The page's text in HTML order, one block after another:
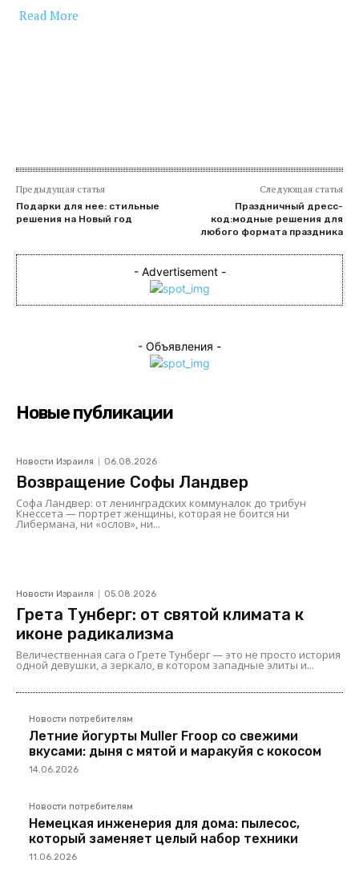
Read More
Предыдущая статья
Подарки для нее: стильные
решения на Новый год
Следующая статья
Праздничный дресс-
код:модные решения для
любого формата праздника
- Advertisement -
- Объявления -
Новые публикации
Новости Израиля 06.08.2026
Возвращение Софы Ландвер
Софа Ландвер: от ленинградских коммуналок до трибун
Кнессета — портрет женщины, которая не боится ни
Либермана, ни «ослов», ни...
Новости Израиля 05.08.2026
Грета Тунберг: от святой климата к
иконе радикализма
Величественная сага о Грете Тунберг — это не просто история
одной девушки, а зеркало, в котором западные элиты и...
Новости потребителям
Летние йогурты Muller Froop со свежими
вкусами: дыня с мятой и маракуйя с кокосом
14.06.2026
Новости потребителям
Немецкая инженерия для дома: пылесос,
который заменяет целый набор техники
11.06.2026